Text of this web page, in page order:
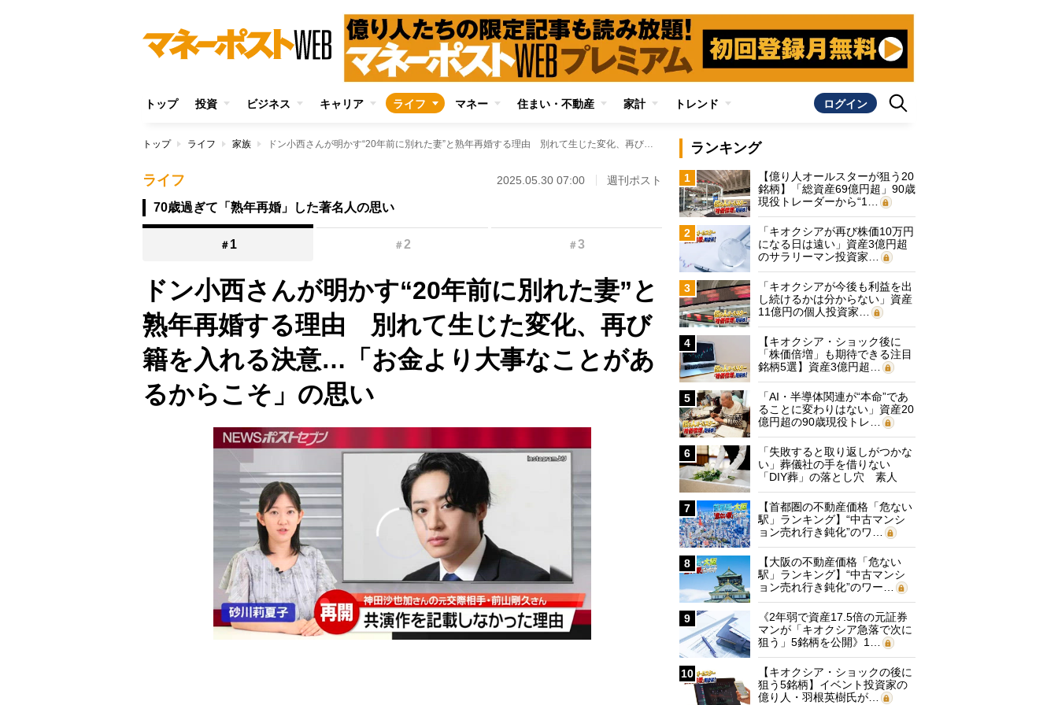
トップ 投資 ビジネス キャリア ライフ マネー 住まい・不動産 家計 トレンド ログイン
トップ ライフ 家族 ドン小西さんが明かす“20年前に別れた妻”と熟年再婚する理由 別れて生じた変化、再び籍を入れる決意…「お金より大事なことがあるからこそ」の思い
ライフ 2025.05.30 07:00 週刊ポスト
70歳過ぎて「熟年再婚」した著名人の思い
＃ 1 ＃2 ＃3
ドン小西さんが明かす“20年前に別れた妻”と
熟年再婚する理由 別れて生じた変化、再び
籍を入れる決意…「お金より大事なことがあ
るからこそ」の思い
00:00/ 00:50
ランキング
1
【億り人オールスターが狙う20
銘柄】「総資産69億円超」90歳
現役トレーダーから“1…
2
「キオクシアが再び株価10万円
になる日は遠い」資産3億円超
のサラリーマン投資家…
3
「キオクシアが今後も利益を出
し続けるかは分からない」資産
11億円の個人投資家…
4
【キオクシア・ショック後に
「株価倍増」も期待できる注目
銘柄5選】資産3億円超…
5
「AI・半導体関連が“本命”であ
ることに変わりはない」資産20
億円超の90歳現役トレ…
6
「失敗すると取り返しがつかな
い」葬儀社の手を借りない
「DIY葬」の落とし穴 素人
に…
7
【首都圏の不動産価格「危ない
駅」ランキング】“中古マンシ
ョン売れ行き鈍化”のワ…
8
【大阪の不動産価格「危ない
駅」ランキング】“中古マンシ
ョン売れ行き鈍化”のワー…
9
《2年弱で資産17.5倍の元証券
マンが「キオクシア急落で次に
狙う」5銘柄を公開》1…
10
【キオクシア・ショックの後に
狙う5銘柄】イベント投資家の
億り人・羽根英樹氏が…